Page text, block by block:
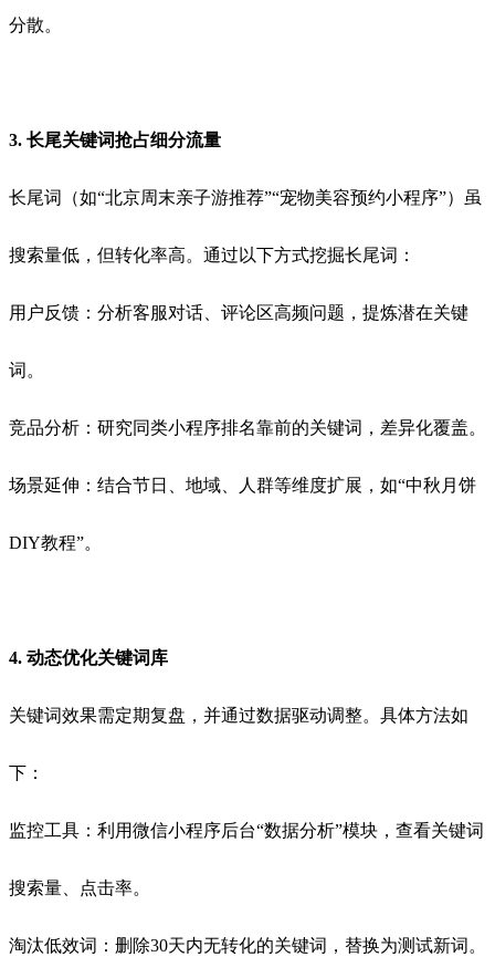
分散。
3. 长尾关键词抢占细分流量
长尾词（如“北京周末亲子游推荐”“宠物美容预约小程序”）虽
搜索量低，但转化率高。通过以下方式挖掘长尾词：
用户反馈：分析客服对话、评论区高频问题，提炼潜在关键
词。
竞品分析：研究同类小程序排名靠前的关键词，差异化覆盖。
场景延伸：结合节日、地域、人群等维度扩展，如“中秋月饼
DIY教程”。
4. 动态优化关键词库
关键词效果需定期复盘，并通过数据驱动调整。具体方法如
下：
监控工具：利用微信小程序后台“数据分析”模块，查看关键词
搜索量、点击率。
淘汰低效词：删除30天内无转化的关键词，替换为测试新词。